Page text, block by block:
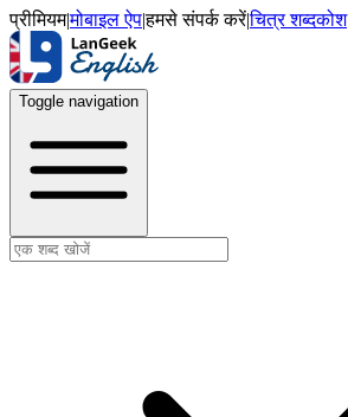
प्रीमियम|मोबाइल ऐप|हमसे संपर्क करें|चित्र शब्दकोश
Toggle navigation